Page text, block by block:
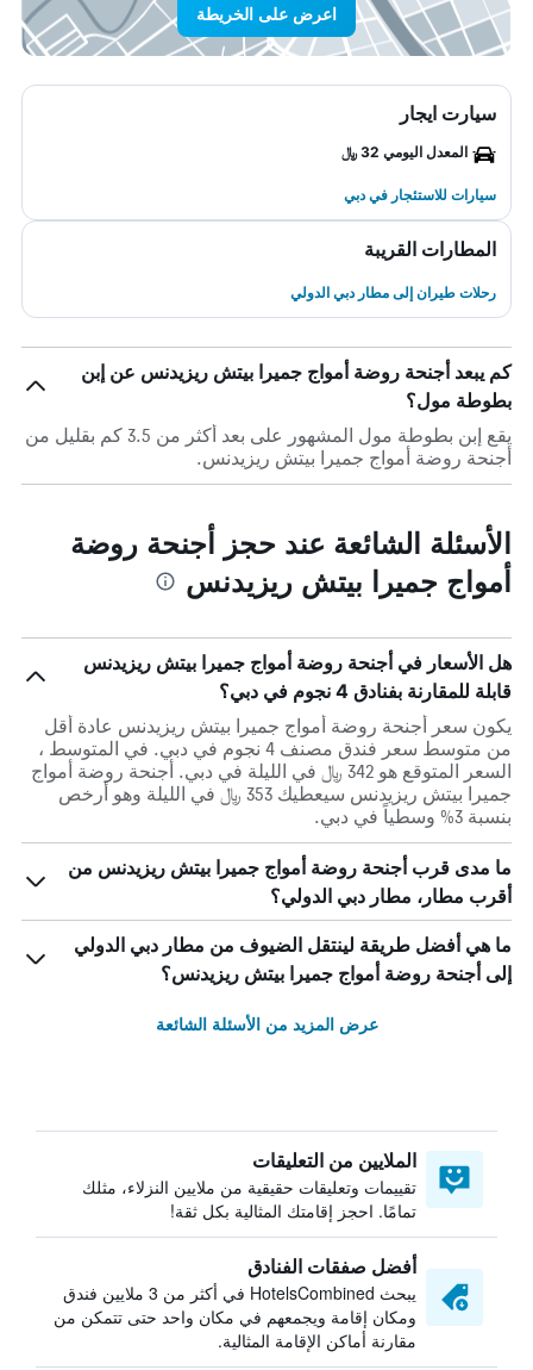
اعرض على الخريطة
سيارت ايجار
المعدل اليومي 32 ﷼
سيارات للاستئجار في دبي
المطارات القريبة
رحلات طيران إلى مطار دبي الدولي
كم يبعد أجنحة روضة أمواج جميرا بيتش ريزيدنس عن إبن
بطوطة مول؟
يقع إبن بطوطة مول المشهور على بعد أكثر من 3.5 كم بقليل من
أجنحة روضة أمواج جميرا بيتش ريزيدنس.
الأسئلة الشائعة عند حجز أجنحة روضة
أمواج جميرا بيتش ريزيدنس
هل الأسعار في أجنحة روضة أمواج جميرا بيتش ريزيدنس
قابلة للمقارنة بفنادق 4 نجوم في دبي؟
يكون سعر أجنحة روضة أمواج جميرا بيتش ريزيدنس عادة أقل
من متوسط ​​سعر فندق مصنف 4 نجوم في دبي. في المتوسط ،
السعر المتوقع هو 342 ﷼ في الليلة في دبي. أجنحة روضة أمواج
جميرا بيتش ريزيدنس سيعطيك 353 ﷼ في الليلة وهو أرخص
بنسبة 3% وسطياً في دبي.
ما مدى قرب أجنحة روضة أمواج جميرا بيتش ريزيدنس من
أقرب مطار، مطار دبي الدولي؟
ما هي أفضل طريقة لينتقل الضيوف من مطار دبي الدولي
إلى أجنحة روضة أمواج جميرا بيتش ريزيدنس؟
عرض المزيد من الأسئلة الشائعة
الملايين من التعليقات
تقييمات وتعليقات حقيقية من ملايين النزلاء، مثلك
تمامًا. احجز إقامتك المثالية بكل ثقة!
أفضل صفقات الفنادق
يبحث HotelsCombined في أكثر من 3 ملايين فندق
ومكان إقامة ويجمعهم في مكان واحد حتى تتمكن من
مقارنة أماكن الإقامة المثالية.